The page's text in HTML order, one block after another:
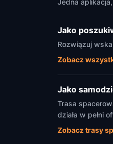
Jedna
Jako
Rozwiązuj
Zobacz
Jako
Trasa
działa w pełni
Zobacz trasy